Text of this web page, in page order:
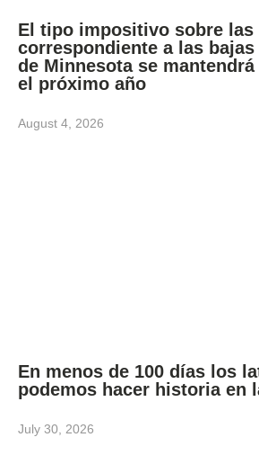
El tipo impositivo sobre las
correspondiente a las
de Minnesota se
el próximo año
August 4, 2026
En menos de 100 días los
podemos hacer historia en
July 30, 2026